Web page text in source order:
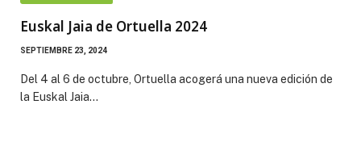
Euskal Jaia de Ortuella 2024
SEPTIEMBRE 23, 2024
Del 4 al 6 de octubre, Ortuella acogerá una nueva edición de
la Euskal Jaia…